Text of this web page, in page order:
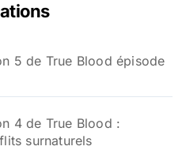
5 de True Blood épisode
4 de True Blood :
surnaturels